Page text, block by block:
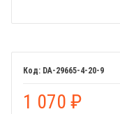
DA-29665-4-20-9
1 070 ₽